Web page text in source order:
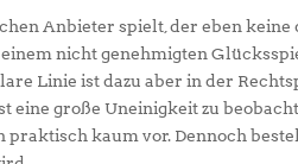
Anbieter spielt, der eben keine
einem nicht genehmigten
Linie ist dazu aber in der
große Uneinigkeit zu
kaum vor. Dennoch